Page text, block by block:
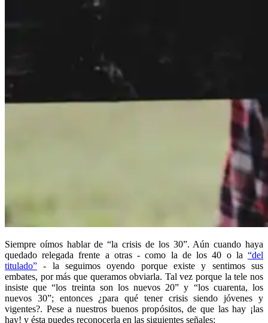
Siempre oímos hablar de “la crisis de los 30”. Aún cuando haya
quedado relegada frente a otras - como la de los 40 o la “del
titulado” - la seguimos oyendo porque existe y sentimos sus
embates, por más que queramos obviarla. Tal vez porque la tele nos
insiste que “los treinta son los nuevos 20” y “los cuarenta, los
nuevos 30”; entonces ¿para qué tener crisis siendo jóvenes y
vigentes?. Pese a nuestros buenos propósitos, de que las hay ¡las
hay! y ésta puedes reconocerla en las siguientes señales: